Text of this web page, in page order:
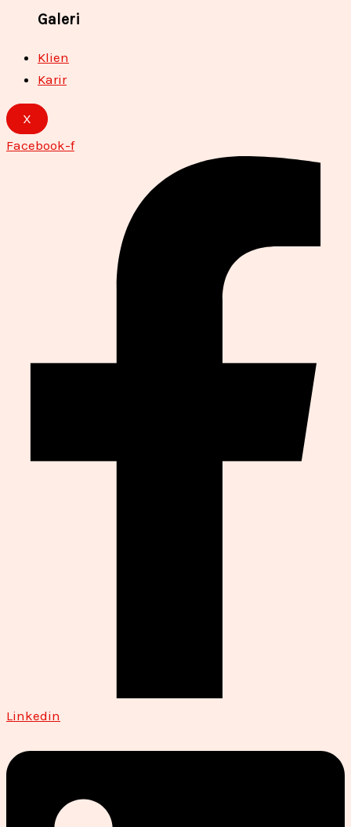
Galeri
Klien
Karir
X
Facebook-f
Linkedin